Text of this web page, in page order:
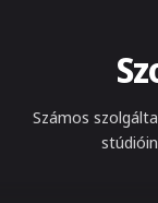
Számos